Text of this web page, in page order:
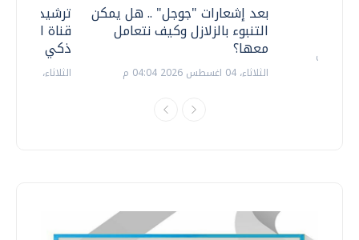
ترشيدا
قناة
ذكي
الثلاثاء، 14 يوليو 2026 06:11 م
بعد إشعارات "جوجل" .. هل يمكن
التنبوء بالزلازل وكيف نتعامل
معها؟
الثلاثاء، 04 اغسطس 2026 04:04 م